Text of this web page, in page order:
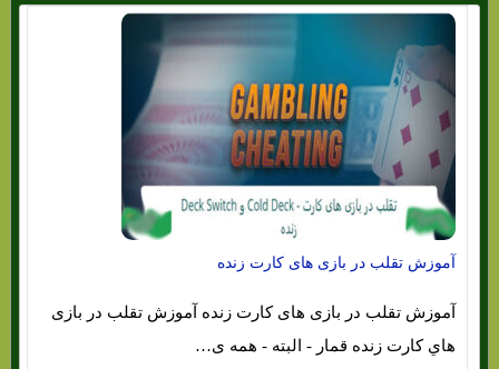
آموزش تقلب در بازی های کارت زنده
آموزش تقلب در بازی های کارت زنده آموزش تقلب در بازی
هاي‌ کارت زنده قمار - البته - همه ی…